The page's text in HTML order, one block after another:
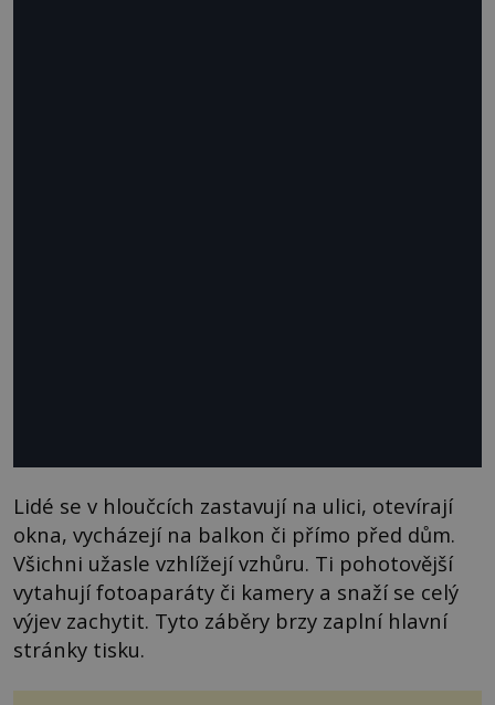
Lidé se v hloučcích zastavují na ulici, otevírají
okna, vycházejí na balkon či přímo před dům.
Všichni užasle vzhlížejí vzhůru. Ti pohotovější
vytahují fotoaparáty či kamery a snaží se celý
výjev zachytit. Tyto záběry brzy zaplní hlavní
stránky tisku.